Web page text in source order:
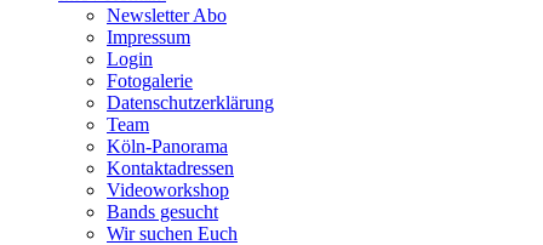
Newsletter Abo
Impressum
Login
Fotogalerie
Datenschutzerklärung
Team
Köln-Panorama
Kontaktadressen
Videoworkshop
Bands gesucht
Wir suchen Euch